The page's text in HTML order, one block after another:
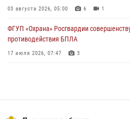
03 августа 2026, 05:00 6 1
ФГУП «Охрана» Росгвардии
противодействия БПЛА
17 июля 2026, 07:47 3
Пензенский спецназ Росгвардии готовит